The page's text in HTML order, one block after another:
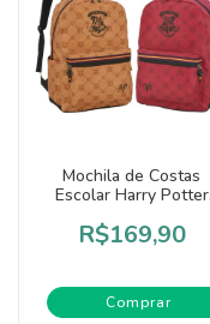
Mochila de Costas
Escolar Harry Potter
R$169,90
Comprar